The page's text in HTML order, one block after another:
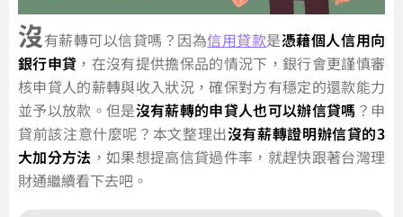
沒有薪轉可以信貸嗎？因為信用貸款是憑藉個人信用向
銀行申貸 ，在沒有提供擔保品的情況下，銀行會更謹慎審
核申貸人的薪轉與收入狀況，確保對方有穩定的還款能力
並予以放款。但是沒有薪轉的申貸人也可以辦信貸嗎 ？申
貸前該注意什麼呢？本文整理出沒有薪轉證明辦信貸的3
大加分方法 ，如果想提高信貸過件率，就趕快跟著台灣理
財通繼續看下去吧。